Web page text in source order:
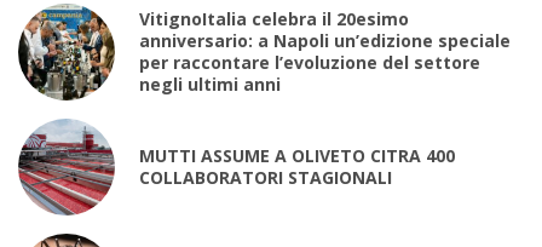
VitignoItalia celebra il 20esimo
anniversario: a Napoli un’edizione speciale
per raccontare l’evoluzione del settore
negli ultimi anni
MUTTI ASSUME A OLIVETO CITRA 400
COLLABORATORI STAGIONALI